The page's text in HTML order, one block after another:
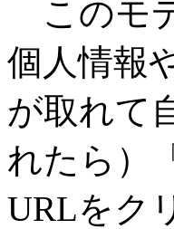
このモ
個人情報
が取れて
れたら）
URLをク